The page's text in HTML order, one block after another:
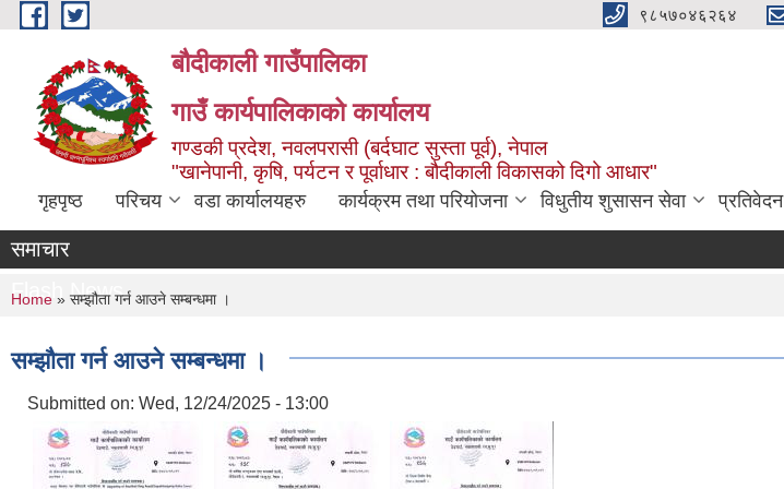
Skip to main content ९८५७०४६२६४
बौदीकाली गाउँपालिका
गाउँ कार्यपालिकाको कार्यालय
गण्डकी प्रदेश, नवलपरासी (बर्दघाट सुस्ता पूर्व), नेपाल
"खानेपानी, कृषि, पर्यटन र पूर्वाधार : बौदीकाली विकासको दिगो आधार"
गृहपृष्ठ परिचय वडा कार्यालयहरु कार्यक्रम तथा परियोजना विधुतीय शुसासन सेवा प्रतिवेदन
समाचार
Flash News
You are here
Home » सम्झौता गर्न आउने सम्बन्धमा ।
सम्झौता गर्न आउने सम्बन्धमा ।
Submitted on: Wed, 12/24/2025 - 13:00